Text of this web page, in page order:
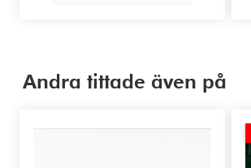
Andra tittade även på